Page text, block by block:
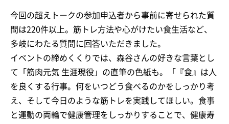
今回の超えトークの参加申込者から事前に寄せられた質
問は220件以上。筋トレ方法や心がけたい食生活など、
多岐にわたる質問に回答いただきました。
イベントの締めくくりでは、森谷さんの好きな言葉とし
て「筋肉元気 生涯現役」の直筆の色紙も。「『食』は人
を良くする行事。何をいつどう食べるのかをしっかり考
え、そして今日のような筋トレを実践してほしい。食事
と運動の両輪で健康管理をしっかりすることで、健康寿